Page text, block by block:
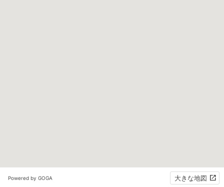
Powered by GOGA 大きな地図